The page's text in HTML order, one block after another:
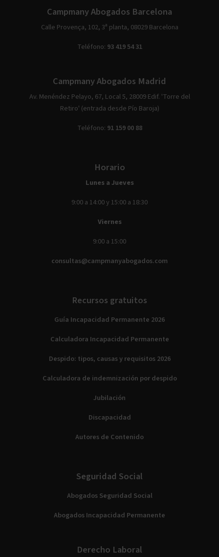
Campmany Abogados Barcelona
Calle Provença, 102, 3ª planta, 08029 Barcelona
Teléfono: 93 419 54 31
Campmany Abogados Madrid
Av. Menéndez Pelayo, 67, Local 5, 28009 Edif. 'Torre del
Retiro' (entrada desde Pío Baroja)
Teléfono: 91 159 00 88
Horario
Lunes a Jueves
9:00 a 14:00 y 15:00 a 18:30
Viernes
9:00 a 15:00
consultas@campmanyabogados.com
Recursos gratuitos
Guía Incapacidad Permanente 2026
Calculadora Incapacidad Permanente
Despido: tipos, causas y requisitos 2026
Calculadora de indemnización por despido
Jubilación
Discapacidad
Autores de Contenido
Seguridad Social
Abogados Seguridad Social
Abogados Incapacidad Permanente
Derecho Laboral